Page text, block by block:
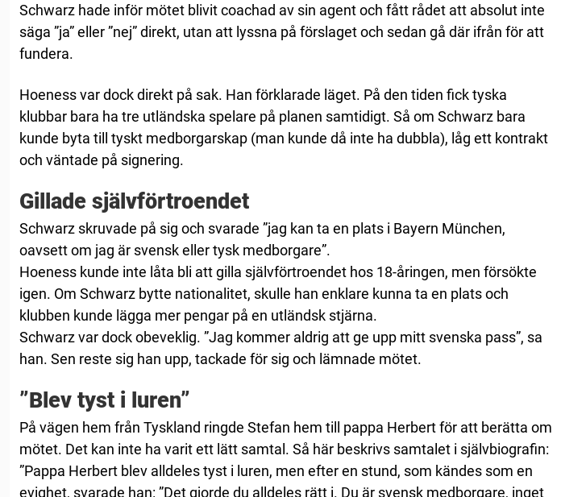
Schwarz hade inför mötet blivit coachad av sin agent och fått rådet att absolut inte
säga ”ja” eller ”nej” direkt, utan att lyssna på förslaget och sedan gå där ifrån för att
fundera.
Hoeness var dock direkt på sak. Han förklarade läget. På den tiden fick tyska
klubbar bara ha tre utländska spelare på planen samtidigt. Så om Schwarz bara
kunde byta till tyskt medborgarskap (man kunde då inte ha dubbla), låg ett kontrakt
och väntade på signering.
Gillade självförtroendet
Schwarz skruvade på sig och svarade ”jag kan ta en plats i Bayern München,
oavsett om jag är svensk eller tysk medborgare”.
Hoeness kunde inte låta bli att gilla självförtroendet hos 18-åringen, men försökte
igen. Om Schwarz bytte nationalitet, skulle han enklare kunna ta en plats och
klubben kunde lägga mer pengar på en utländsk stjärna.
Schwarz var dock obeveklig. ”Jag kommer aldrig att ge upp mitt svenska pass”, sa
han. Sen reste sig han upp, tackade för sig och lämnade mötet.
”Blev tyst i luren”
På vägen hem från Tyskland ringde Stefan hem till pappa Herbert för att berätta om
mötet. Det kan inte ha varit ett lätt samtal. Så här beskrivs samtalet i självbiografin:
”Pappa Herbert blev alldeles tyst i luren, men efter en stund, som kändes som en
evighet, svarade han: ”Det gjorde du alldeles rätt i. Du är svensk medborgare, inget